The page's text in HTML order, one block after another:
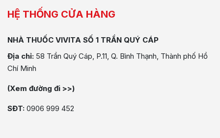
HỆ THỐNG CỬA HÀNG
NHÀ THUỐC VIVITA SỐ 1 TRẦN QUÝ CÁP
Địa chỉ: 58 Trần Quý Cáp, P.11, Q. Bình Thạnh, Thành phố Hồ
Chí Minh
(Xem đường đi >>)
SĐT: 0906 999 452